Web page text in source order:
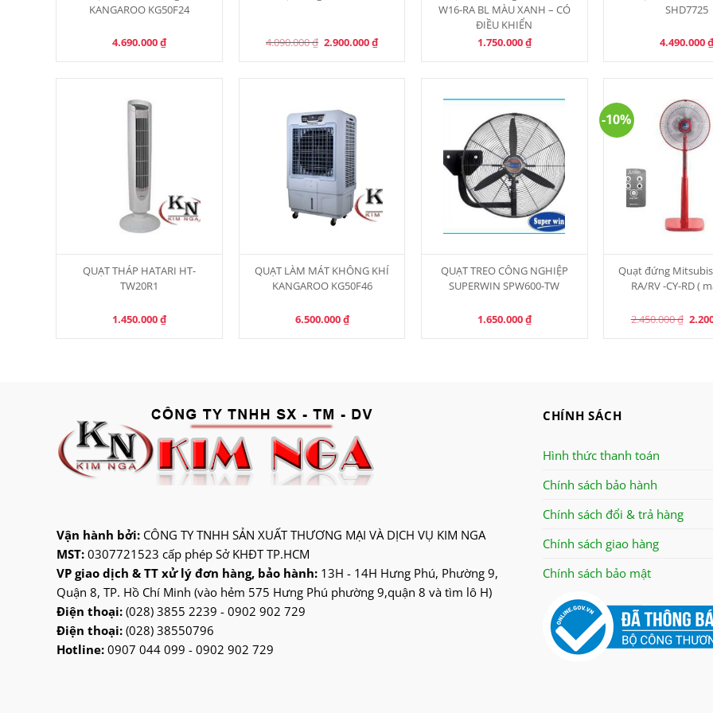
KANGAROO KG50F24
4.690.000₫ 4.090.000₫ Original
2.900.000₫Current
price
W16-RA BL MÀU XANH – CÓ
ĐIỀU KHIỂN
1.750.000₫
SHD7725
4.490.000
QUẠT THÁP HATARI HT-
TW20R1
1.450.000₫
QUẠT LÀM MÁT KHÔNG KHÍ
KANGAROO KG50F46
6.500.000₫
QUẠT TREO CÔNG NGHIỆP
SUPERWIN SPW600-TW
1.650.000₫
-10%
Quạt đứng
RA/RV -CY-RD (
2.450.000₫
price
Vận hành bởi: CÔNG TY TNHH SẢN XUẤT THƯƠNG MẠI VÀ DỊCH VỤ KIM NGA
MST: 0307721523 cấp phép Sở KHĐT TP.HCM
VP giao dịch & TT xử lý đơn hàng, bảo hành:13H - 14H Hưng Phú, Phường 9,
Quận 8, TP. Hồ Chí Minh (vào hẻm 575 Hưng Phú phường 9,quận 8 và tìm lô H)
Điện thoại: (028) 3855 2239 - 0902 902 729
Điện thoại: (028) 38550796
Hotline:0907 044 099 - 0902 902 729
CHÍNH SÁCH
Hình thức thanh toán
Chính sách bảo hành
Chính sách đổi & trả hàng
Chính sách giao hàng
Chính sách bảo mật